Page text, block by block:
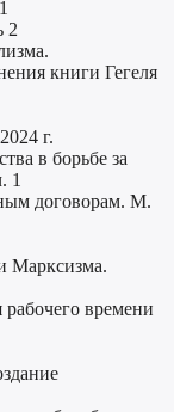
2
книги Гегеля
г.
в борьбе за
1
договорам. М.
Марксизма.
времени